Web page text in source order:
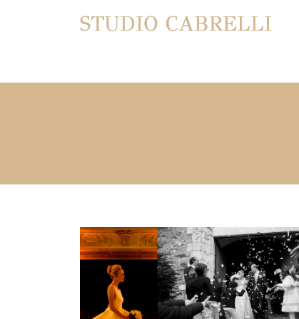
STUDIO CABRELLI